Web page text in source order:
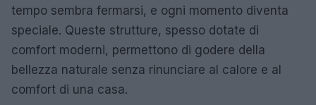
tempo sembra fermarsi, e ogni momento diventa
speciale. Queste strutture, spesso dotate di
comfort moderni, permettono di godere della
bellezza naturale senza rinunciare al calore e al
comfort di una casa.